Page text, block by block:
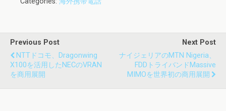
Previous Post
NTTドコモ、Dragonwing
X100を活用したNECのvRAN
を商用展開
Next Post
ナイジェリアのMTN Nigeria、
FDDトライバンドMassive
MIMOを世界初の商用展開